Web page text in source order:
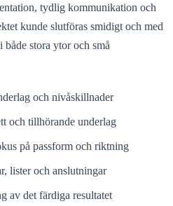
tydlig kommunikation och
kunde slutföras smidigt och med
stora ytor och små
och nivåskillnader
och tillhörande underlag
på passform och riktning
lister och anslutningar
av det färdiga resultatet